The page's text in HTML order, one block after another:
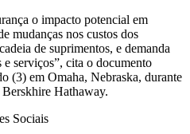
o impacto potencial em
mudanças nos custos dos
de suprimentos, e demanda
serviços”, cita o documento
(3) em Omaha, Nebraska, durante
Hathaway.
Sociais